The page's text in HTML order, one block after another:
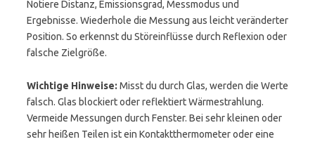
Notiere Distanz, Emissionsgrad, Messmodus und
Ergebnisse. Wiederhole die Messung aus leicht veränderter
Position. So erkennst du Störeinflüsse durch Reflexion oder
falsche Zielgröße.
Wichtige Hinweise: Misst du durch Glas, werden die Werte
falsch. Glas blockiert oder reflektiert Wärmestrahlung.
Vermeide Messungen durch Fenster. Bei sehr kleinen oder
sehr heißen Teilen ist ein Kontaktthermometer oder eine